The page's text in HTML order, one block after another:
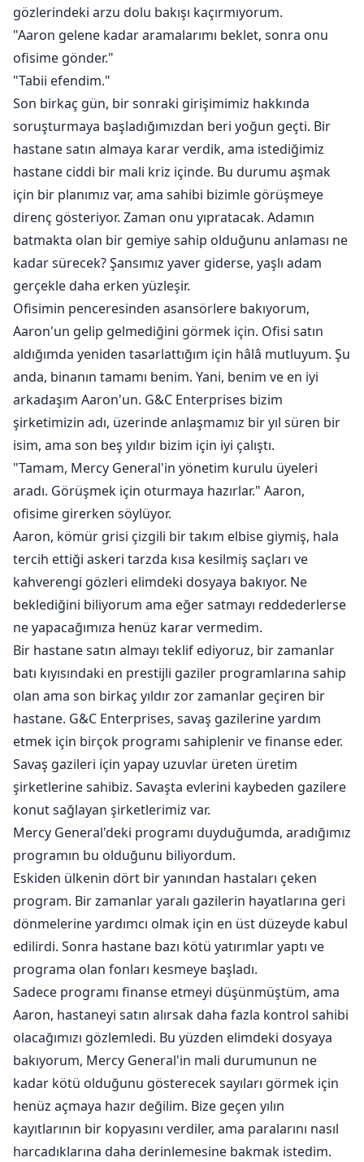
gözlerindeki arzu dolu bakışı kaçırmıyorum.
"Aaron gelene kadar aramalarımı beklet, sonra onu
ofisime gönder."
"Tabii efendim."
Son birkaç gün, bir sonraki girişimimiz hakkında
soruşturmaya başladığımızdan beri yoğun geçti. Bir
hastane satın almaya karar verdik, ama istediğimiz
hastane ciddi bir mali kriz içinde. Bu durumu aşmak
için bir planımız var, ama sahibi bizimle görüşmeye
direnç gösteriyor. Zaman onu yıpratacak. Adamın
batmakta olan bir gemiye sahip olduğunu anlaması ne
kadar sürecek? Şansımız yaver giderse, yaşlı adam
gerçekle daha erken yüzleşir.
Ofisimin penceresinden asansörlere bakıyorum,
Aaron'un gelip gelmediğini görmek için. Ofisi satın
aldığımda yeniden tasarlattığım için hâlâ mutluyum. Şu
anda, binanın tamamı benim. Yani, benim ve en iyi
arkadaşım Aaron'un. G&C Enterprises bizim
şirketimizin adı, üzerinde anlaşmamız bir yıl süren bir
isim, ama son beş yıldır bizim için iyi çalıştı.
"Tamam, Mercy General'in yönetim kurulu üyeleri
aradı. Görüşmek için oturmaya hazırlar." Aaron,
ofisime girerken söylüyor.
Aaron, kömür grisi çizgili bir takım elbise giymiş, hala
tercih ettiği askeri tarzda kısa kesilmiş saçları ve
kahverengi gözleri elimdeki dosyaya bakıyor. Ne
beklediğini biliyorum ama eğer satmayı reddederlerse
ne yapacağımıza henüz karar vermedim.
Bir hastane satın almayı teklif ediyoruz, bir zamanlar
batı kıyısındaki en prestijli gaziler programlarına sahip
olan ama son birkaç yıldır zor zamanlar geçiren bir
hastane. G&C Enterprises, savaş gazilerine yardım
etmek için birçok programı sahiplenir ve finanse eder.
Savaş gazileri için yapay uzuvlar üreten üretim
şirketlerine sahibiz. Savaşta evlerini kaybeden gazilere
konut sağlayan şirketlerimiz var.
Mercy General'deki programı duyduğumda, aradığımız
programın bu olduğunu biliyordum.
Eskiden ülkenin dört bir yanından hastaları çeken
program. Bir zamanlar yaralı gazilerin hayatlarına geri
dönmelerine yardımcı olmak için en üst düzeyde kabul
edilirdi. Sonra hastane bazı kötü yatırımlar yaptı ve
programa olan fonları kesmeye başladı.
Sadece programı finanse etmeyi düşünmüştüm, ama
Aaron, hastaneyi satın alırsak daha fazla kontrol sahibi
olacağımızı gözlemledi. Bu yüzden elimdeki dosyaya
bakıyorum, Mercy General'in mali durumunun ne
kadar kötü olduğunu gösterecek sayıları görmek için
henüz açmaya hazır değilim. Bize geçen yılın
kayıtlarının bir kopyasını verdiler, ama paralarını nasıl
harcadıklarına daha derinlemesine bakmak istedim.